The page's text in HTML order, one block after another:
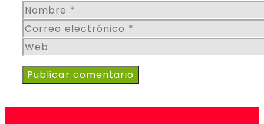
Nombre
Correo
electrónico
Web